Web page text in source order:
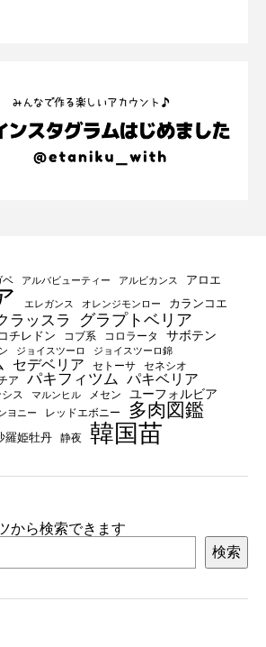
ベ アルバビューティー アルビカンス アロエ
エレガンス オレンジモンロー カランコエ
ラッスラ グラプトベリア
コチレドン コブ系 コロラータ サボテン
ジョイスツーロ
ジョイスツーロ錦
セデベリア セトーサ
セネシオ
ア パキフィツム パキベリア
ス マルンヒル メセン
ユーフォルビア
ヨニー レッドエボニー 多肉図鑑
羅姫牡丹 静夜 韓国苗
から検索できます
検索